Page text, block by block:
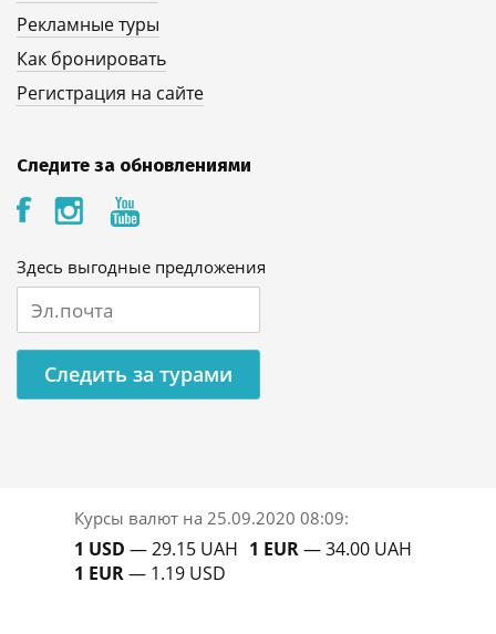
Рекламные туры
Как бронировать
Регистрация на сайте
Следите за обновлениями
Здесь выгодные предложения
Следить за турами
Курсы валют на 25.09.2020 08:09:
1 USD — 29.15 UAH
1 EUR— 1.19 USD
1 EUR— 34.00 UAH